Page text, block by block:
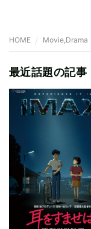
HOME Movie,Drama
最近話題の記事